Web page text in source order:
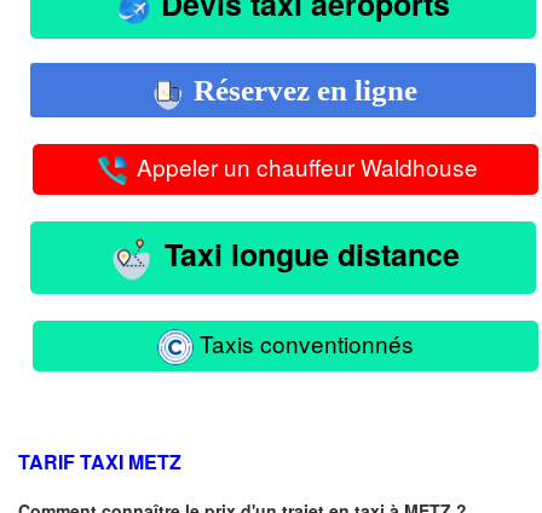
Réservez en ligne
Appeler un chauffeur Waldhouse
Taxi longue distance
Taxis conventionnés
TARIF TAXI METZ